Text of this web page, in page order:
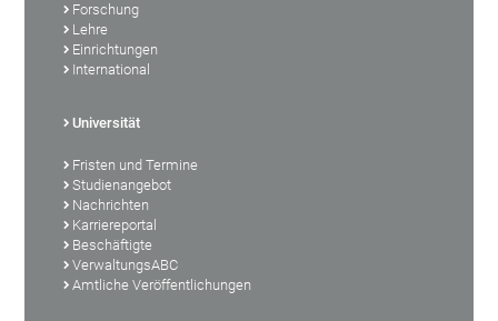
Forschung
Lehre
Einrichtungen
International
Universität
Fristen und Termine
Studienangebot
Nachrichten
Karriereportal
Beschäftigte
VerwaltungsABC
Amtliche Veröffentlichungen